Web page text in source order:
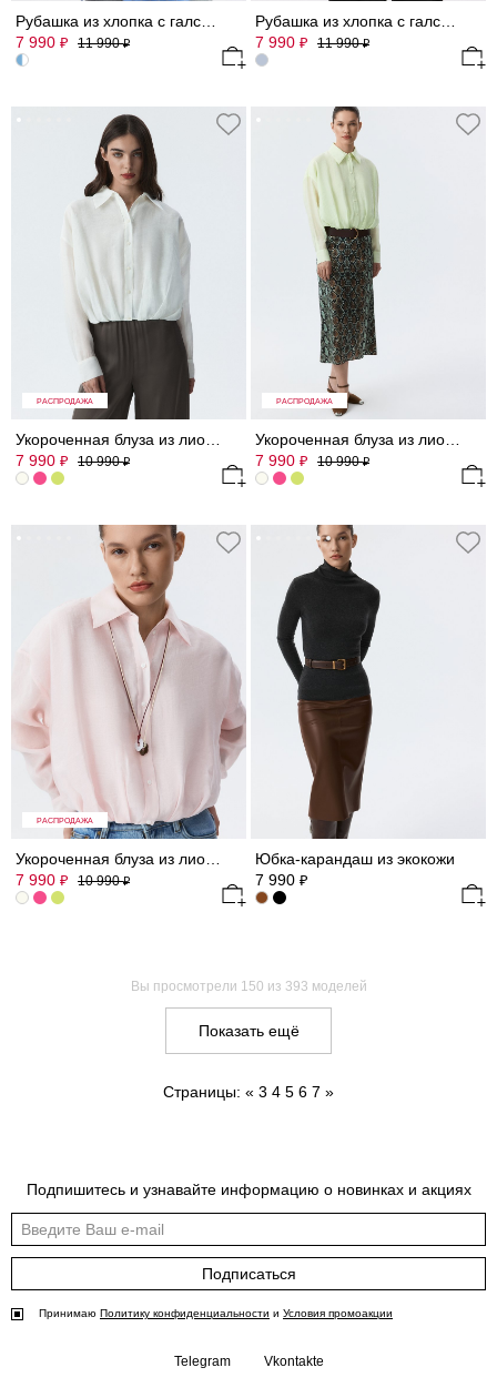
7 990 ₽ 11 990₽
7 990 ₽ 11 990₽
РАСПРОДАЖА
Укороченная блуза из лиоцелла (Р158)
7 990 ₽ 10 990₽
РАСПРОДАЖА
Укороченная блуза из лиоцелла (Р158)
7 990 ₽ 10 990₽
РАСПРОДАЖА
7 990 ₽ 10 990₽
Юбка-карандаш из экокожи
7 990 ₽
Вы просмотрели 150 из 393 моделей
Показать ещё
Страницы: « 3 4 5 6 7 »
Подпишитесь и узнавайте информацию о новинках и акциях
Подписаться
Принимаю Политику конфиденциальности и Условия промоакции
Telegram Vkontakte